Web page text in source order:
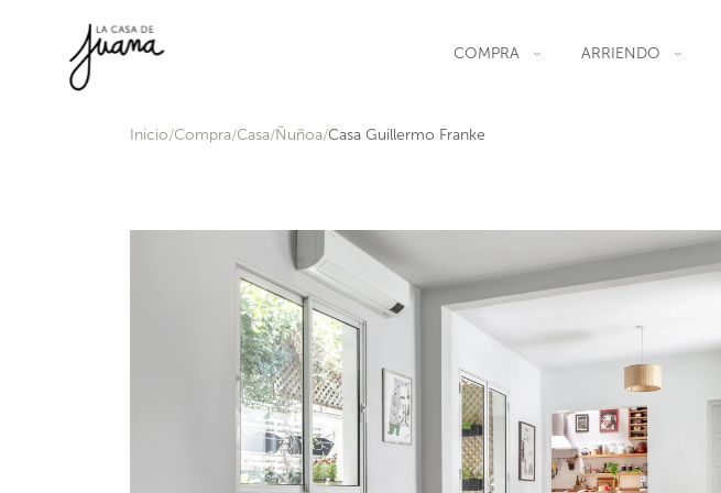
COMPRA ARRIENDO
Inicio Compra Casa Ñuñoa Casa Guillermo Franke